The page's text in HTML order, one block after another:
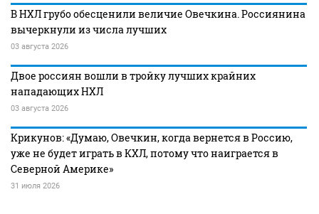
В НХЛ грубо обесценили величие Овечкина. Россиянина
вычеркнули из числа лучших
03 августа 2026
Двое россиян вошли в тройку лучших крайних
нападающих НХЛ
03 августа 2026
Крикунов: «Думаю, Овечкин, когда вернется в Россию,
уже не будет играть в КХЛ, потому что наиграется в
Северной Америке»
31 июля 2026